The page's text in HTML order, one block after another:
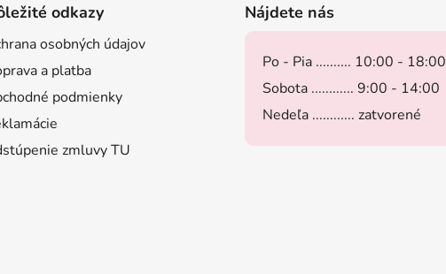
odkazy
osobných údajov
a platba
podmienky
zmluvy TU
Nájdete nás
Po - Pia .......... 10:00 - 18:00
Sobota ............ 9:00 - 14:00
Nedeľa ............ zatvorené